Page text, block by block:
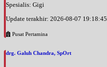
Spesialis: Gigi
Update terakhir: 2026-08-07 19:18:45
Pusat Pertamina
drg. Galuh Chandra, SpOrt